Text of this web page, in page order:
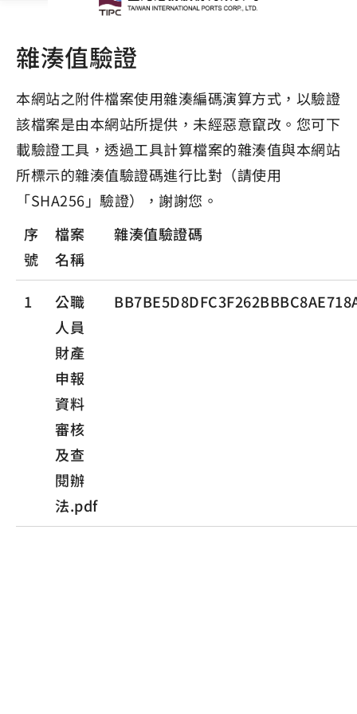
雜湊值驗證
本網站之附件檔案使用雜湊編碼演算方式，以驗證
該檔案是由本網站所提供，未經惡意竄改。您可下
載驗證工具，透過工具計算檔案的雜湊值與本網站
所標示的雜湊值驗證碼進行比對（請使用
「SHA256」驗證），謝謝您。
序
號
檔案
名稱
雜湊值驗證碼
1
公職
人員
財產
申報
資料
審核
及查
閱辦
法.pdf